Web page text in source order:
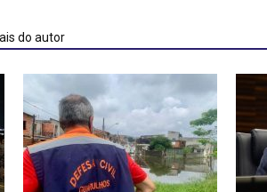
do autor